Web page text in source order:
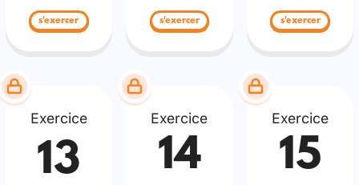
s'exercer s'exercer s'exercer
Exercice
13
Exercice
14
Exercice
15